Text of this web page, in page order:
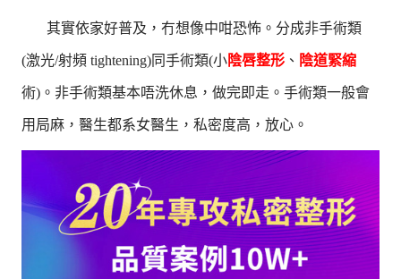
其實依家好普及，冇想像中咁恐怖。分成非手術類
(激光/射頻 tightening)同手術類(小陰唇整形 、 陰道緊縮
術)。非手術類基本唔洗休息，做完即走。手術類一般會
用局麻，醫生都系女醫生，私密度高，放心。